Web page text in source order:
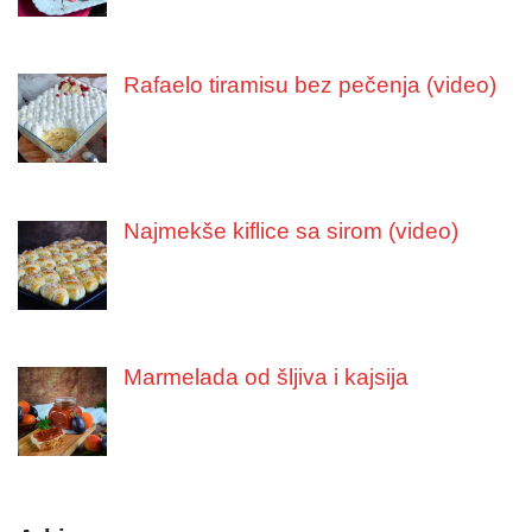
Rafaelo tiramisu bez pečenja (video)
Najmekše kiflice sa sirom (video)
Marmelada od šljiva i kajsija